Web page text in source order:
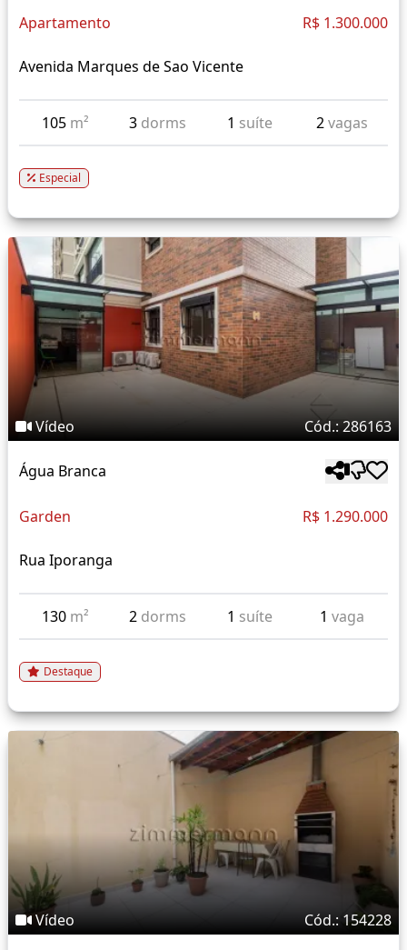
Apartamento R$ 1.300.000
Avenida Marques de Sao Vicente
105 m² 3 dorms 1 suíte 2vagas
Especial
Vídeo Cód.: 286163
Água Branca
Garden R$ 1.290.000
Rua Iporanga
130 m² 2 dorms 1 suíte 1 vaga
Destaque
Vídeo Cód.: 154228